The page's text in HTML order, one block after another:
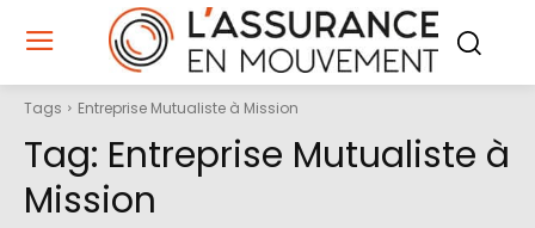
Tags Entreprise Mutualiste à Mission
Tag: Entreprise Mutualiste à
Mission